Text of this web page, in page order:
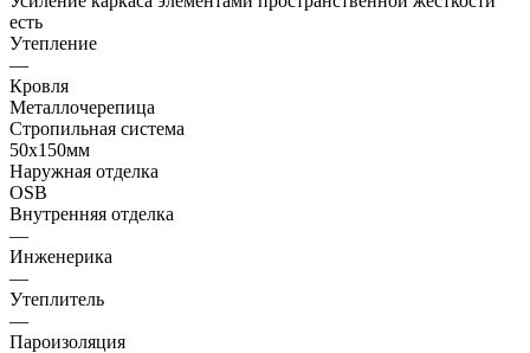
есть
Утепление
—
Кровля
Металлочерепица
Стропильная система
50х150мм
Наружная отделка
OSB
Внутренняя отделка
—
Инженерика
—
Утеплитель
—
Пароизоляция